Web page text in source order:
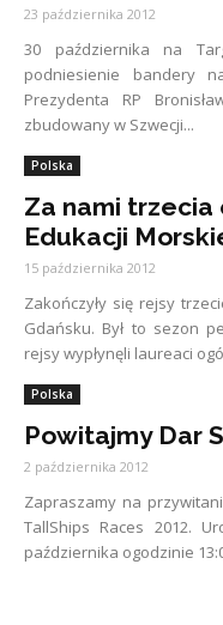
23 października 2012
30 października na
podniesienie bandery
Prezydenta RP
zbudowany w Szwecji...
Polska
Za nami
Edukacji
15 października 2012
Zakończyły się rejsy
Gdańsku. Był to sezon
rejsy wypłynęli laureaci
Polska
Powitajmy Dar
2 października 2012
Zapraszamy na
TallShips Races 2012.
października ogodzinie